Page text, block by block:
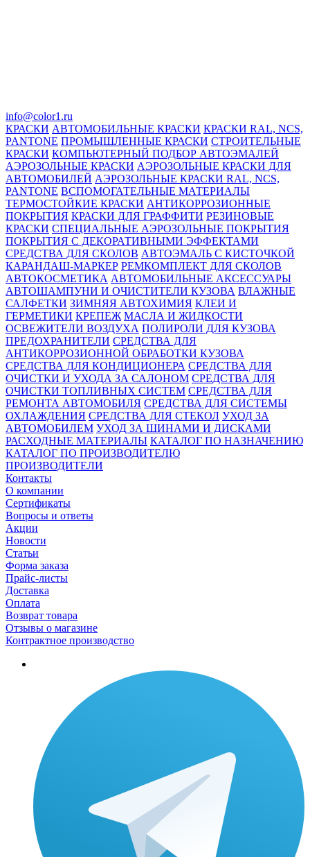
info@color1.ru
КРАСКИ АВТОМОБИЛЬНЫЕ КРАСКИ КРАСКИ RAL, NCS,
PANTONE ПРОМЫШЛЕННЫЕ КРАСКИ СТРОИТЕЛЬНЫЕ
КРАСКИ КОМПЬЮТЕРНЫЙ ПОДБОР АВТОЭМАЛЕЙ
АЭРОЗОЛЬНЫЕ КРАСКИ АЭРОЗОЛЬНЫЕ КРАСКИ ДЛЯ
АВТОМОБИЛЕЙ АЭРОЗОЛЬНЫЕ КРАСКИ RAL, NCS,
PANTONE ВСПОМОГАТЕЛЬНЫЕ МАТЕРИАЛЫ
ТЕРМОСТОЙКИЕ КРАСКИ АНТИКОРРОЗИОННЫЕ
ПОКРЫТИЯ КРАСКИ ДЛЯ ГРАФФИТИ РЕЗИНОВЫЕ
КРАСКИ СПЕЦИАЛЬНЫЕ АЭРОЗОЛЬНЫЕ ПОКРЫТИЯ
ПОКРЫТИЯ С ДЕКОРАТИВНЫМИ ЭФФЕКТАМИ
СРЕДСТВА ДЛЯ СКОЛОВ АВТОЭМАЛЬ С КИСТОЧКОЙ
КАРАНДАШ-МАРКЕР РЕМКОМПЛЕКТ ДЛЯ СКОЛОВ
АВТОКОСМЕТИКА АВТОМОБИЛЬНЫЕ АКСЕССУАРЫ
АВТОШАМПУНИ И ОЧИСТИТЕЛИ КУЗОВА ВЛАЖНЫЕ
САЛФЕТКИ ЗИМНЯЯ АВТОХИМИЯ КЛЕИ И
ГЕРМЕТИКИ КРЕПЕЖ МАСЛА И ЖИДКОСТИ
ОСВЕЖИТЕЛИ ВОЗДУХА ПОЛИРОЛИ ДЛЯ КУЗОВА
ПРЕДОХРАНИТЕЛИ СРЕДСТВА ДЛЯ
АНТИКОРРОЗИОННОЙ ОБРАБОТКИ КУЗОВА
СРЕДСТВА ДЛЯ КОНДИЦИОНЕРА СРЕДСТВА ДЛЯ
ОЧИСТКИ И УХОДА ЗА САЛОНОМ СРЕДСТВА ДЛЯ
ОЧИСТКИ ТОПЛИВНЫХ СИСТЕМ СРЕДСТВА ДЛЯ
РЕМОНТА АВТОМОБИЛЯ СРЕДСТВА ДЛЯ СИСТЕМЫ
ОХЛАЖДЕНИЯ СРЕДСТВА ДЛЯ СТЕКОЛ УХОД ЗА
АВТОМОБИЛЕМ УХОД ЗА ШИНАМИ И ДИСКАМИ
РАСХОДНЫЕ МАТЕРИАЛЫ КАТАЛОГ ПО НАЗНАЧЕНИЮ
КАТАЛОГ ПО ПРОИЗВОДИТЕЛЮ
ПРОИЗВОДИТЕЛИ
Контакты
О компании
Сертификаты
Вопросы и ответы
Акции
Новости
Статьи
Форма заказа
Прайс-листы
Доставка
Оплата
Возврат товара
Отзывы о магазине
Контрактное производство